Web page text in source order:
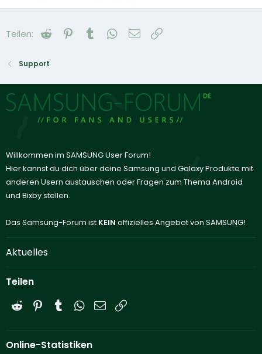
Teilen: Reddit Pinterest
Tumblr WhatsApp
E-Mail
Support
Willkommen im SAMSUNG User Forum!
Hier kannst du dich über deine Samsung und Galaxy Produkte mit
anderen Usern austauschen oder Fragen zum Thema Android
und Bixby stellen.
Das Samsung-Forum ist KEIN offizielles Angebot von SAMSUNG!
Aktuelles
Teilen
Reddit PinterestTumblrWhatsApp
E-Mail
Online-Statistiken